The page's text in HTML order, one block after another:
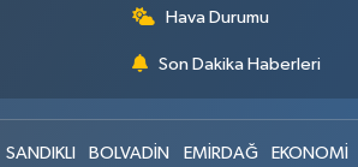
Hava Durumu
Son Dakika Haberleri
SANDIKLI BOLVADİN EMİRDAĞ EKONOMİ